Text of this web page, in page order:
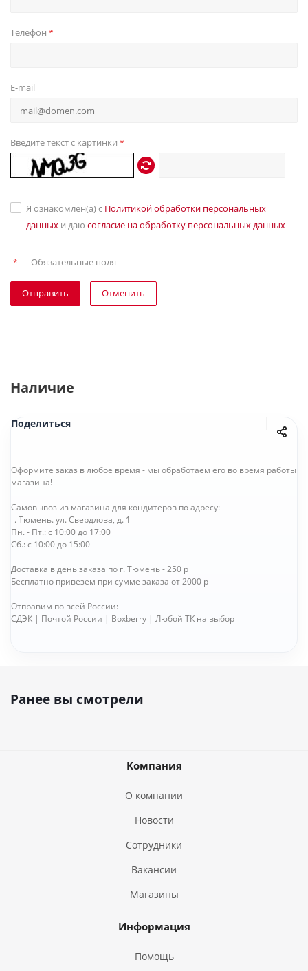
Телефон *
E-mail
Введите текст с картинки *
Я ознакомлен(а) с Политикой обработки персональных
данных и даю согласие на обработку персональных данных
* — Обязательные поля
Отправить Отменить
Наличие
Поделиться
Оформите заказ в любое время - мы обработаем его во время работы
магазина!
Самовывоз из магазина для кондитеров по адресу:
г. Тюмень. ул. Свердлова, д. 1
Пн. - Пт.: с 10:00 до 17:00
Сб.: с 10:00 до 15:00
Доставка в день заказа по г. Тюмень - 250 р
Бесплатно привезем при сумме заказа от 2000 р
Отправим по всей России:
СДЭК | Почтой России | Boxberry | Любой ТК на выбор
Ранее вы смотрели
Компания
О компании
Новости
Сотрудники
Вакансии
Магазины
Информация
Помощь